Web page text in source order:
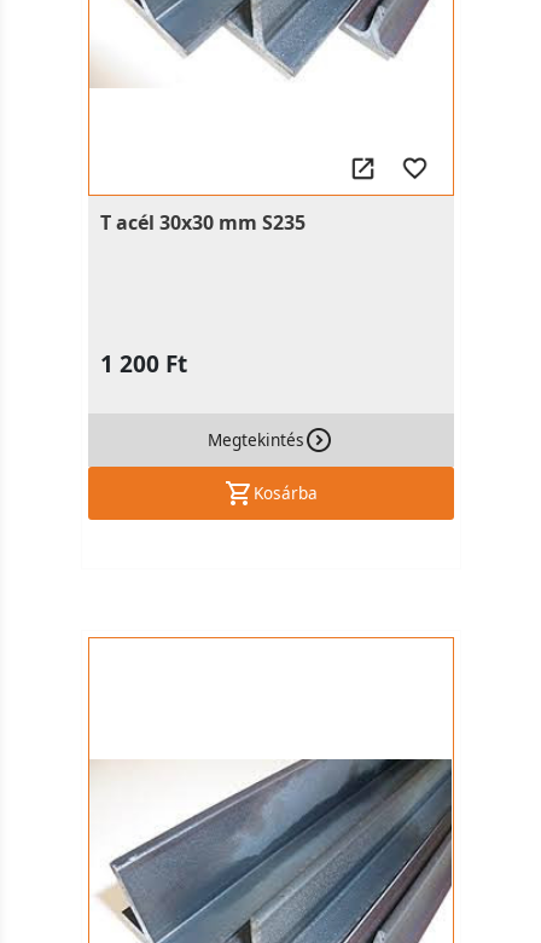
T acél 30x30 mm S235
1 200 Ft
Megtekintés
Kosárba